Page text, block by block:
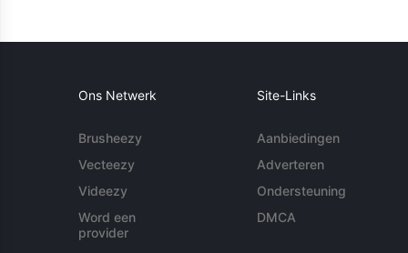
Ons Netwerk
Brusheezy
Vecteezy
Videezy
Word een
provider
Site-Links
Aanbiedingen
Adverteren
Ondersteuning
DMCA